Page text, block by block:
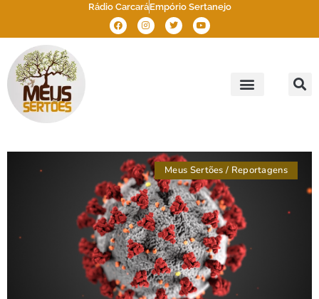
Rádio CarcaráEmpório Sertanejo
Meus Sertões / Reportagens